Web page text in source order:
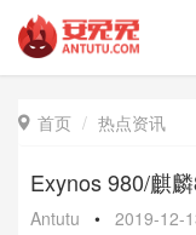
 首页 热点资讯
Exynos 980/麒
Antutu • 2019-12-